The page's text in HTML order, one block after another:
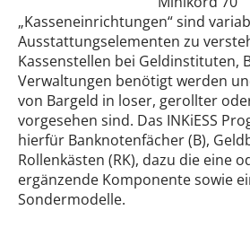
„Kasseneinrichtungen“ sind
Ausstattungselementen zu
Kassenstellen bei Geldinstituten,
Verwaltungen benötigt werden
von Bargeld in loser, gerollter
vorgesehen sind. Das INKiESS
hierfür Banknotenfächer (B),
Rollenkästen (RK), dazu die eine
ergänzende Komponente sowie
Sondermodelle.